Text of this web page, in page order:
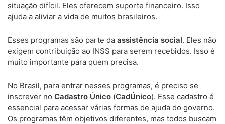
situação difícil. Eles oferecem suporte financeiro. Isso
ajuda a aliviar a vida de muitos brasileiros.
Esses programas são parte da assistência social. Eles não
exigem contribuição ao INSS para serem recebidos. Isso é
muito importante para quem precisa.
No Brasil, para entrar nesses programas, é preciso se
inscrever no Cadastro Único (CadÚnico). Esse cadastro é
essencial para acessar várias formas de ajuda do governo.
Os programas têm objetivos diferentes, mas todos buscam